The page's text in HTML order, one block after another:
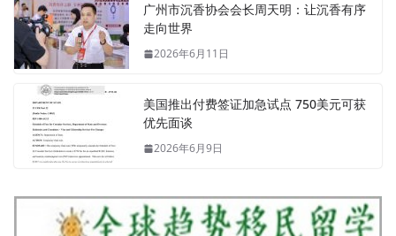
广州市沉香协会会长周天明：让沉香有序
走向世界
2026年6月11日
美国推出付费签证加急试点 750美元可获
优先面谈
2026年6月9日